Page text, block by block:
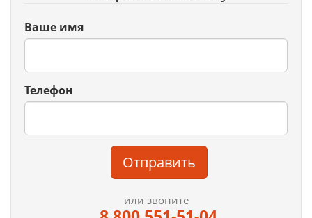
Ваше имя
Телефон
Отправить
или звоните